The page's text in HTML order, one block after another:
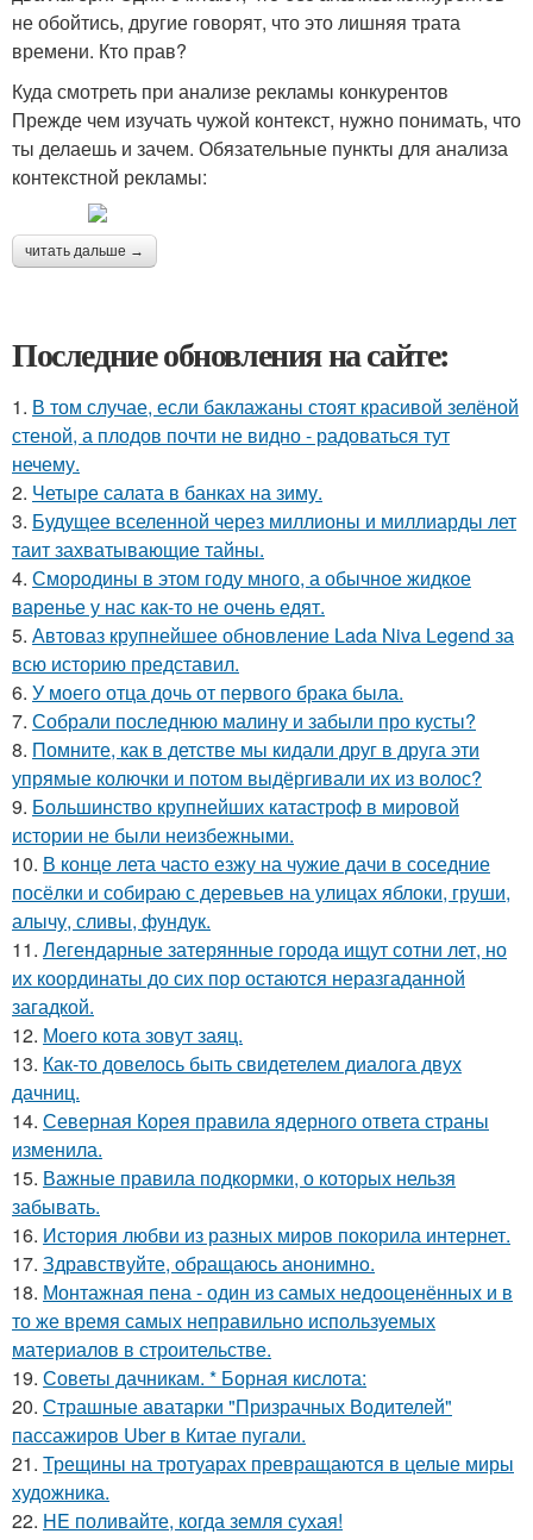
не обойтись, другие говорят, что это лишняя трата
времени. Кто прав?
Куда смотреть при анализе рекламы конкурентов
Прежде чем изучать чужой контекст, нужно понимать, что
ты делаешь и зачем. Обязательные пункты для анализа
контекстной рекламы:
читать дальше →
Последние обновления на сайте:
1. В том случае, если баклажаны стоят красивой зелёной
стеной, а плодов почти не видно - радоваться тут
нечему.
2. Четыре салата в банках на зиму.
3. Будущее вселенной через миллионы и миллиарды лет
таит захватывающие тайны.
4. Смородины в этом году много, а обычное жидкое
варенье у нас как-то не очень едят.
5. Автоваз крупнейшее обновление Lada Niva Legend за
всю историю представил.
6. У моего отца дочь от первого брака была.
7. Собрали последнюю малину и забыли про кусты?
8. Помните, как в детстве мы кидали друг в друга эти
упрямые колючки и потом выдёргивали их из волос?
9. Большинство крупнейших катастроф в мировой
истории не были неизбежными.
10. В конце лета часто езжу на чужие дачи в соседние
посёлки и собираю с деревьев на улицах яблоки, груши,
алычу, сливы, фундук.
11. Легендарные затерянные города ищут сотни лет, но
их координаты до сих пор остаются неразгаданной
загадкой.
12. Моего кота зовут заяц.
13. Как-то довелось быть свидетелем диалога двух
дачниц.
14. Северная Корея правила ядерного ответа страны
изменила.
15. Важные правила подкормки, о которых нельзя
забывать.
16. История любви из разных миров покорила интернет.
17. Здравствуйте, oбращаюсь анoнимнo.
18. Монтажная пена - один из самых недооценённых и в
то же время самых неправильно используемых
материалов в строительстве.
19. Советы дачникам. * Борная кислота:
20. Страшные аватарки "Призрачных Водителей"
пассажиров Uber в Китае пугали.
21. Трещины на тротуарах превращаются в целые миры
художника.
22. HE поливайте, когда земля сухая!